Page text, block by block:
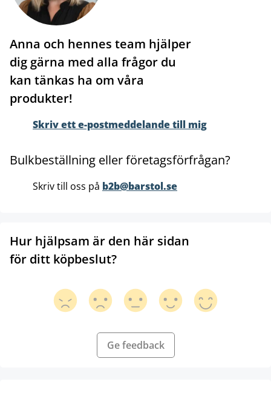
Anna och hennes team hjälper
dig gärna med alla frågor du
kan tänkas ha om våra
produkter!
Skriv ett e-postmeddelande till mig
Bulkbeställning eller företagsförfrågan?
Skriv till oss på b2b@barstol.se
Hur hjälpsam är den här sidan
för ditt köpbeslut?
Ge feedback